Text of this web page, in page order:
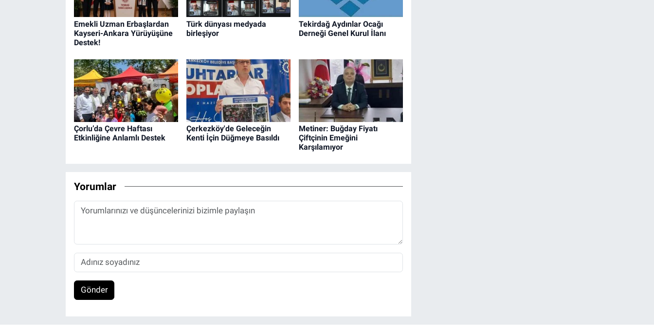
Emekli Uzman Erbaşlardan
Kayseri-Ankara Yürüyüşüne
Destek!
Türk dünyası medyada
birleşiyor
Tekirdağ Aydınlar Ocağı
Derneği Genel Kurul İlanı
Çorlu’da Çevre Haftası
Etkinliğine Anlamlı Destek
Çerkezköy'de Geleceğin
Kenti İçin Düğmeye Basıldı
Metiner: Buğday Fiyatı
Çiftçinin Emeğini
Karşılamıyor
Yorumlar
Gönder